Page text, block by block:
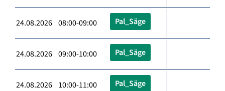
24.08.2026 08:00-09:00 Pal_Säge
24.08.2026 09:00-10:00 Pal_Säge
24.08.2026 10:00-11:00 Pal_Säge